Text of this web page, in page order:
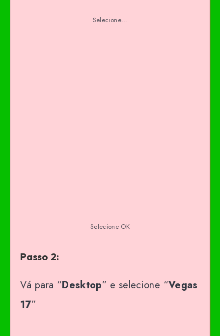
Selecione…
Selecione OK
Passo 2:
Vá para “Desktop” e selecione “Vegas
17”